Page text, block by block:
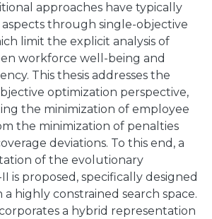
approaches have typically
through single-objective
limit the explicit analysis of
workforce well-being and
This thesis addresses the
optimization perspective,
the minimization of employee
the minimization of penalties
deviations. To this end, a
of the evolutionary
is proposed, specifically designed
highly constrained search space.
a hybrid representation